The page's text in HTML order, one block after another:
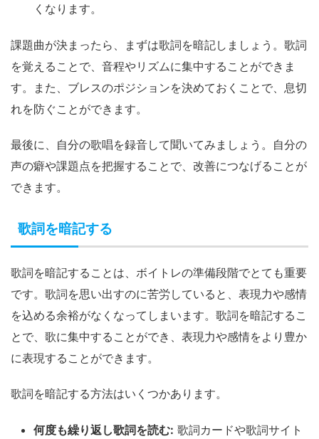
くなります。
課題曲が決まったら、まずは歌詞を暗記しましょう。歌詞
を覚えることで、音程やリズムに集中することができま
す。また、ブレスのポジションを決めておくことで、息切
れを防ぐことができます。
最後に、自分の歌唱を録音して聞いてみましょう。自分の
声の癖や課題点を把握することで、改善につなげることが
できます。
歌詞を暗記する
歌詞を暗記することは、ボイトレの準備段階でとても重要
です。歌詞を思い出すのに苦労していると、表現力や感情
を込める余裕がなくなってしまいます。歌詞を暗記するこ
とで、歌に集中することができ、表現力や感情をより豊か
に表現することができます。
歌詞を暗記する方法はいくつかあります。
何度も繰り返し歌詞を読む: 歌詞カードや歌詞サイト